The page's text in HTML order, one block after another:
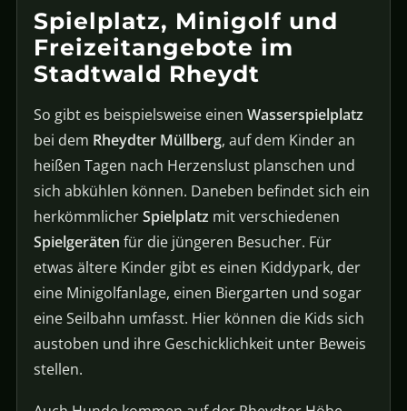
Spielplatz, Minigolf und
Freizeitangebote im
Stadtwald Rheydt
So gibt es beispielsweise einen Wasserspielplatz
bei dem Rheydter Müllberg, auf dem Kinder an
heißen Tagen nach Herzenslust planschen und
sich abkühlen können. Daneben befindet sich ein
herkömmlicherSpielplatz mit verschiedenen
Spielgeräten für die jüngeren Besucher. Für
etwas ältere Kinder gibt es einen Kiddypark, der
eine Minigolfanlage, einen Biergarten und sogar
eine Seilbahn umfasst. Hier können die Kids sich
austoben und ihre Geschicklichkeit unter Beweis
stellen.